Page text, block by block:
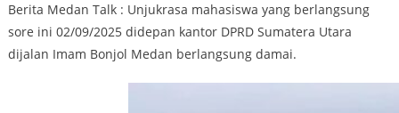
Berita Medan Talk : Unjukrasa mahasiswa yang berlangsung
sore ini 02/09/2025 didepan kantor DPRD Sumatera Utara
dijalan Imam Bonjol Medan berlangsung damai.